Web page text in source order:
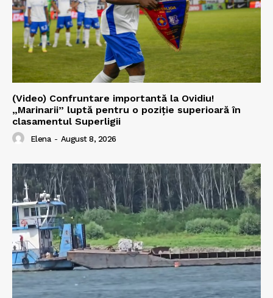
(Video) Confruntare importantă la Ovidiu!
„Marinarii” luptă pentru o poziție superioară în
clasamentul Superligii
Elena - August 8, 2026